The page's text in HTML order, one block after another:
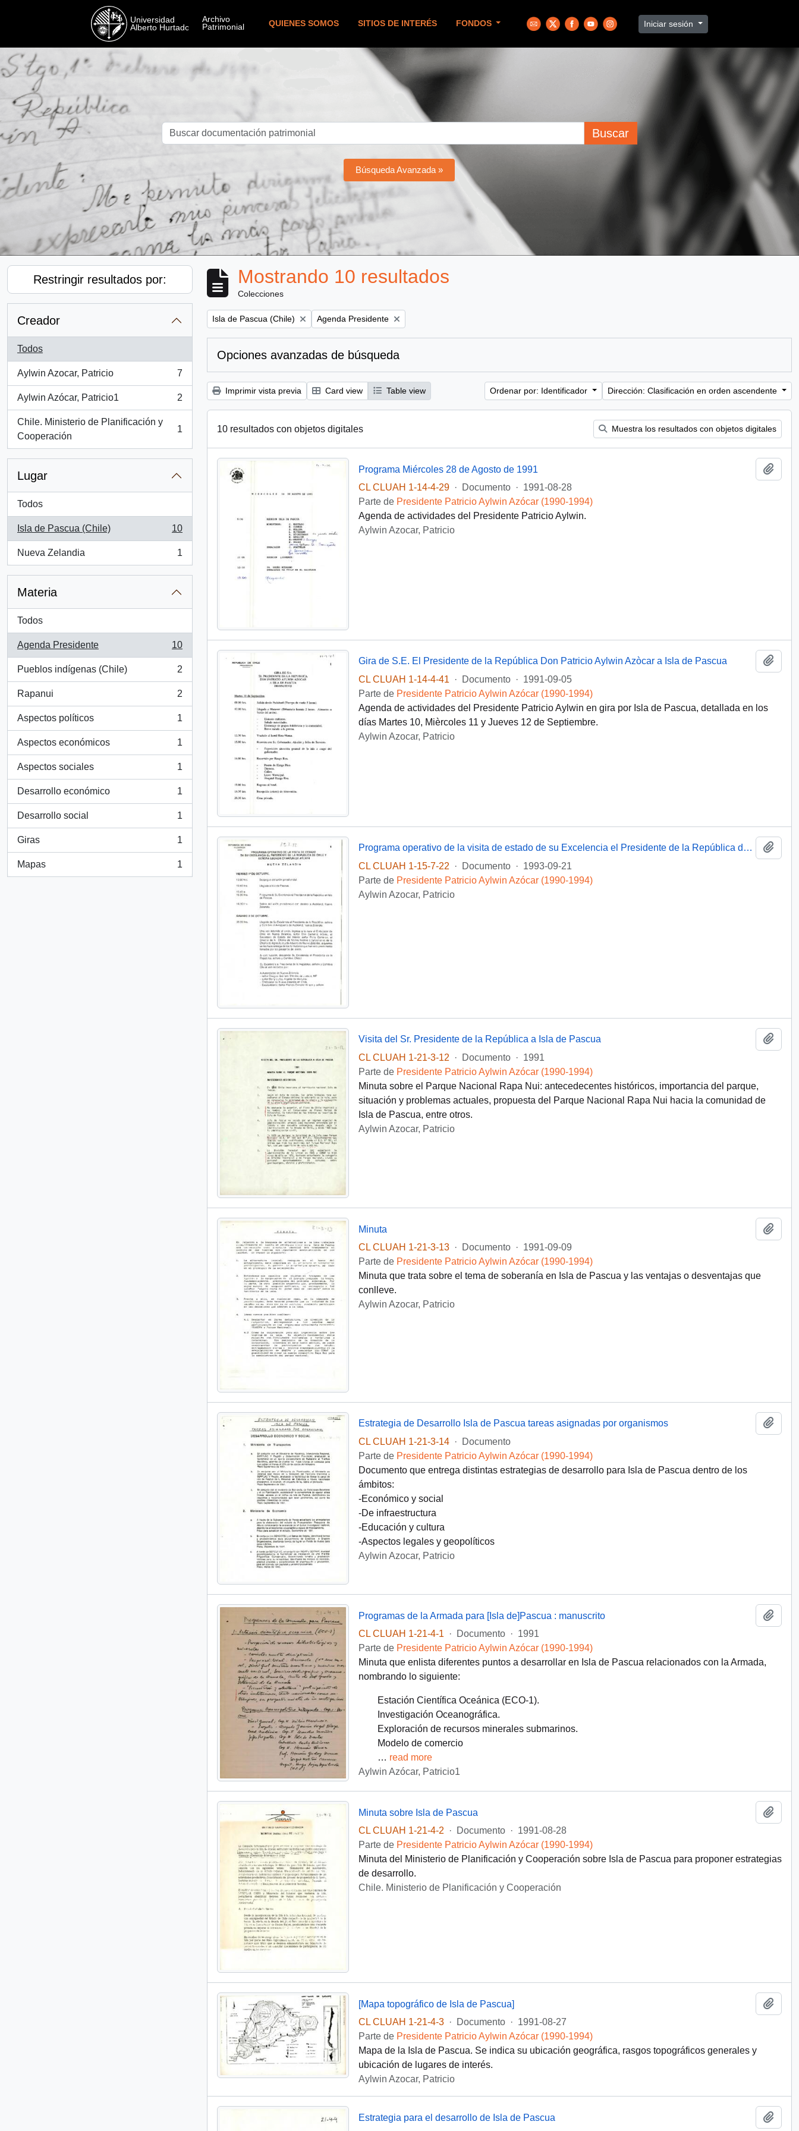
QUIENES SOMOS SITIOS DE INTERÉS FONDOS Iniciar sesión
Buscar
Búsqueda Avanzada »
Restringir resultados por:
Creador
Todos
Aylwin Azocar, Patricio
, 7 resultados
7
Aylwin Azócar, Patricio1
, 2 resultados
2
Chile. Ministerio de Planificación y
Cooperación
, 1 resultados
1
Lugar
Todos
Isla de Pascua (Chile)
, 10 resultados
10
Nueva Zelandia
, 1 resultados
1
Materia
Todos
Agenda Presidente
, 10 resultados
10
Pueblos indígenas (Chile)
, 2 resultados
2
Rapanui
, 2 resultados
2
Aspectos políticos
, 1 resultados
1
Aspectos económicos
, 1 resultados
1
Aspectos sociales
, 1 resultados
1
Desarrollo económico
, 1 resultados
1
Desarrollo social
, 1 resultados
1
Giras
, 1 resultados
1
Mapas
, 1 resultados
1
Mostrando 10 resultados
Colecciones
Remove filter:
Isla de Pascua (Chile) Remove filter:
Agenda Presidente
Opciones avanzadas de búsqueda
Imprimir vista previa Card view Table view Ordenar por: Identificador Dirección: Clasificación en orden ascendente
10 resultados con objetos digitales Muestra los resultados con objetos digitales
Programa Miércoles 28 de Agosto de 1991
CL CLUAH 1-14-4-29
· Documento · 1991-08-28
Parte de Presidente Patricio Aylwin Azócar (1990-1994)
Agenda de actividades del Presidente Patricio Aylwin.
Aylwin Azocar, Patricio
Gira de S.E. El Presidente de la República Don Patricio Aylwin Azòcar a Isla de Pascua
CL CLUAH 1-14-4-41
· Documento · 1991-09-05
Parte de Presidente Patricio Aylwin Azócar (1990-1994)
Agenda de actividades del Presidente Patricio Aylwin en gira por Isla de Pascua, detallada en los
días Martes 10, Mièrcoles 11 y Jueves 12 de Septiembre.
Aylwin Azocar, Patricio
Programa operativo de la visita de estado de su Excelencia el Presidente de la República de Chile y señora Leonor Oyarzun de Aylwin
CL CLUAH 1-15-7-22
· Documento · 1993-09-21
Parte de Presidente Patricio Aylwin Azócar (1990-1994)
Aylwin Azocar, Patricio
Visita del Sr. Presidente de la República a Isla de Pascua
CL CLUAH 1-21-3-12
· Documento · 1991
Parte de Presidente Patricio Aylwin Azócar (1990-1994)
Minuta sobre el Parque Nacional Rapa Nui: antecedecentes históricos, importancia del parque,
situación y problemas actuales, propuesta del Parque Nacional Rapa Nui hacia la comunidad de
Isla de Pascua, entre otros.
Aylwin Azocar, Patricio
Minuta
CL CLUAH 1-21-3-13
· Documento · 1991-09-09
Parte de Presidente Patricio Aylwin Azócar (1990-1994)
Minuta que trata sobre el tema de soberanía en Isla de Pascua y las ventajas o desventajas que
conlleve.
Aylwin Azocar, Patricio
Estrategia de Desarrollo Isla de Pascua tareas asignadas por organismos
CL CLUAH 1-21-3-14
·
Documento
Parte de Presidente Patricio Aylwin Azócar (1990-1994)
Documento que entrega distintas estrategias de desarrollo para Isla de Pascua dentro de los
ámbitos:
-Económico y social
-De infraestructura
-Educación y cultura
-Aspectos legales y geopolíticos
Aylwin Azocar, Patricio
Programas de la Armada para [Isla de]Pascua : manuscrito
CL CLUAH 1-21-4-1
· Documento · 1991
Parte de Presidente Patricio Aylwin Azócar (1990-1994)
Minuta que enlista diferentes puntos a desarrollar en Isla de Pascua relacionados con la Armada,
nombrando lo siguiente:
Estación Científica Oceánica (ECO-1).
Investigación Oceanográfica.
Exploración de recursos minerales submarinos.
Modelo de comercio
… read more
Aylwin Azócar, Patricio1
Minuta sobre Isla de Pascua
CL CLUAH 1-21-4-2
· Documento · 1991-08-28
Parte de Presidente Patricio Aylwin Azócar (1990-1994)
Minuta del Ministerio de Planificación y Cooperación sobre Isla de Pascua para proponer estrategias
de desarrollo.
Chile. Ministerio de Planificación y Cooperación
[Mapa topográfico de Isla de Pascua]
CL CLUAH 1-21-4-3
· Documento · 1991-08-27
Parte de Presidente Patricio Aylwin Azócar (1990-1994)
Mapa de la Isla de Pascua. Se indica su ubicación geográfica, rasgos topográficos generales y
ubicación de lugares de interés.
Aylwin Azocar, Patricio
Estrategia para el desarrollo de Isla de Pascua